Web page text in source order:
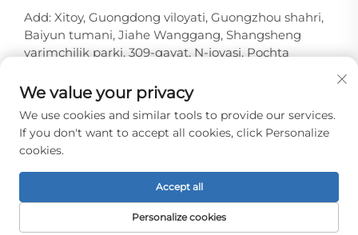
Add: Xitoy, Guongdong viloyati, Guongzhou shahri,
Baiyun tumani, Jiahe Wanggang, Shangsheng
yarimchilik parki, 309-qavat, N-joyasi, Pochta
Tel:+86-18925123039
Elektron pochta:[email protected]
Copyright © 2026 Guangzhou Hongqiao Thread
Industry Co.,Ltd. Barcha huquqlar qorovul. -
siyosati
We value your privacy
We use cookies and similar tools to provide our services.
If you don't want to accept all cookies, click Personalize
cookies.
Personalize cookies
Accept all